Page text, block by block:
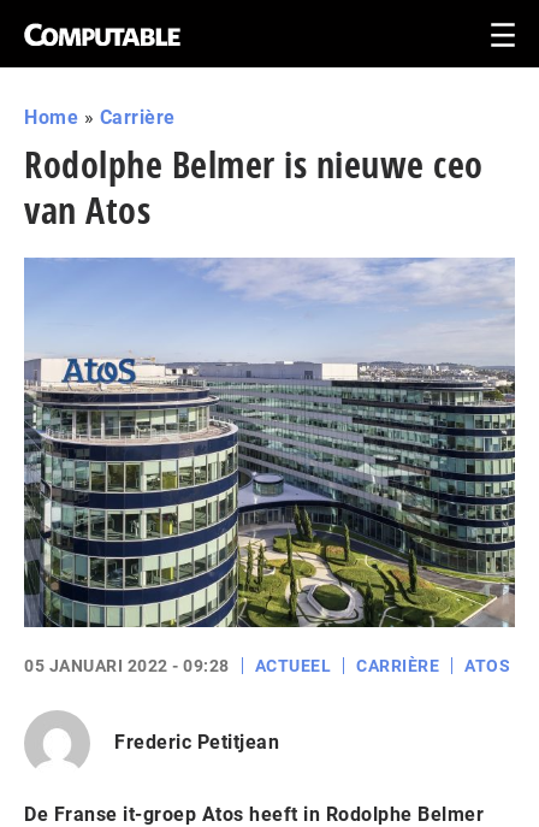
Home » Carrière
Rodolphe Belmer is nieuwe ceo
van Atos
05 JANUARI 2022 - 09:28 ACTUEEL CARRIÈRE ATOS
Frederic Petitjean
De Franse it-groep Atos heeft in Rodolphe Belmer